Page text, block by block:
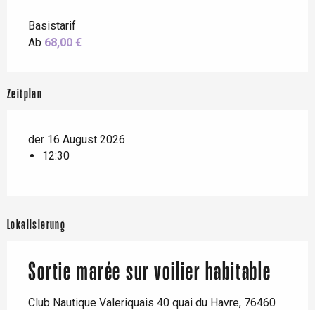
Basistarif
Ab 68,00 €
Zeitplan
der 16 August 2026
12:30
Lokalisierung
Sortie marée sur voilier habitable
Club Nautique Valeriquais 40 quai du Havre, 76460